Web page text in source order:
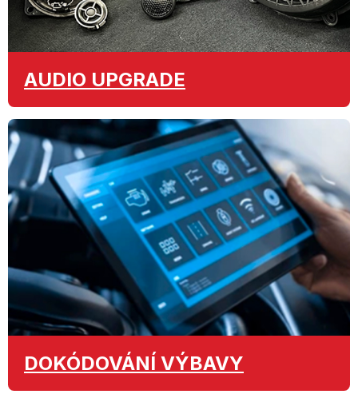
AUDIO UPGRADE
DOKÓDOVÁNÍ VÝBAVY